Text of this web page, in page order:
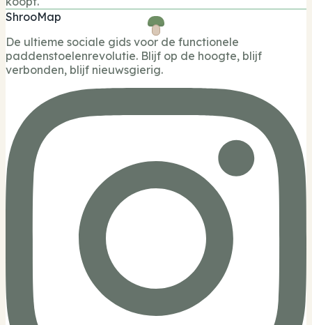
ShrooMap
De ultieme sociale gids voor de functionele
paddenstoelenrevolutie. Blijf op de hoogte, blijf
verbonden, blijf nieuwsgierig.